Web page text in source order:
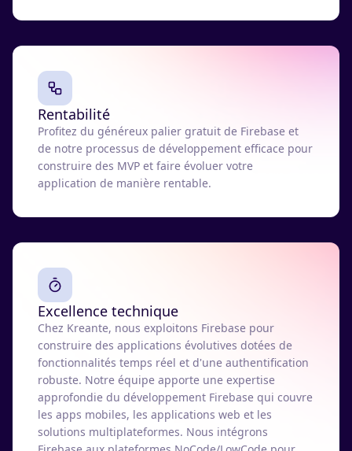
Rentabilité
Profitez du généreux palier gratuit de Firebase et
de notre processus de développement efficace pour
construire des MVP et faire évoluer votre
application de manière rentable.
Excellence technique
Chez Kreante, nous exploitons Firebase pour
construire des applications évolutives dotées de
fonctionnalités temps réel et d'une authentification
robuste. Notre équipe apporte une expertise
approfondie du développement Firebase qui couvre
les apps mobiles, les applications web et les
solutions multiplateformes. Nous intégrons